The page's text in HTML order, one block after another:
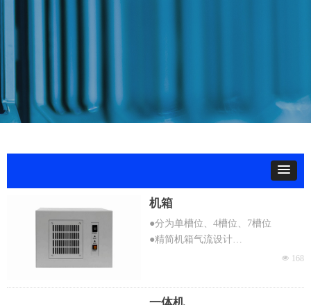
机箱
●分为单槽位、4槽位、7槽位
●精简机箱气流设计
●抗震驱动器托架支持一个3.5寸硬盘
넶 168